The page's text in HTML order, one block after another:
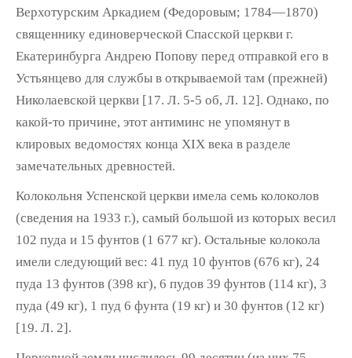
Верхотурским Аркадием (Федоровым; 1784—1870)
свя­щеннику единоверческой Спасской церкви г.
Екатеринбурга Андрею Попову перед отправ­кой его в
Устьянцево для службы в открывае­мой там (прежней)
Николаевской церкви [17. Л. 5-5 об, Л. 12]. Однако, по
какой-то причи­не, этот антиминс не упомянут в
клировых ведомостях конца XIX века в разделе
замеча­тельных древностей.
Колокольня Успенской церкви имела семь колоколов
(сведения на 1933 г.), самый боль­шой из которых весил
102 пуда и 15 фунтов (1 677 кг). Остальные колокола
имели следу­ющий вес: 41 пуд 10 фунтов (676 кг), 24
пуда 13 фунтов (398 кг), 6 пудов 39 фунтов (114 кг), 3
пуда (49 кг), 1 пуд 6 фунта (19 кг) и 30 фунтов (12 кг)
[19. Л. 2].